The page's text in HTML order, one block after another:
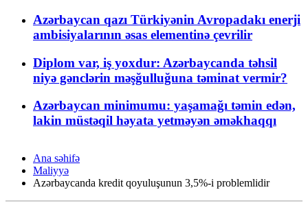
Azərbaycan qazı Türkiyənin Avropadakı enerji
ambisiyalarının əsas elementinə çevrilir
Diplom var, iş yoxdur: Azərbaycanda təhsil
niyə gənclərin məşğulluğuna təminat vermir?
Azərbaycan minimumu: yaşamağı təmin edən,
lakin müstəqil həyata yetməyən əməkhaqqı
Ana səhifə
Maliyyə
Azərbaycanda kredit qoyuluşunun 3,5%-i problemlidir